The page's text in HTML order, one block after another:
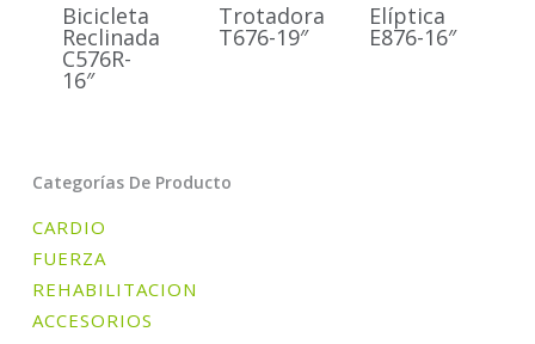
Bicicleta
Reclinada
C576R-
16″
Trotadora
T676-19″
Elíptica
E876-16″
Categorías De Producto
CARDIO
FUERZA
REHABILITACION
ACCESORIOS